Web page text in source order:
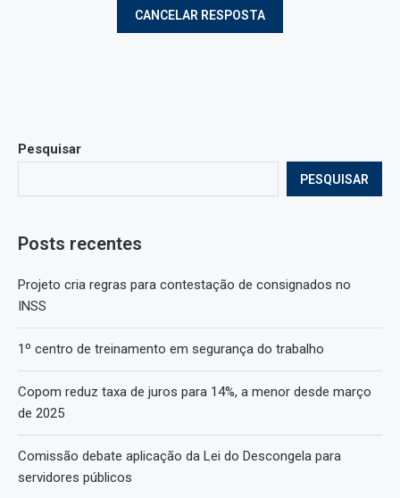
Pesquisar
PESQUISAR
Posts recentes
Projeto cria regras para contestação de consignados no
INSS
1º centro de treinamento em segurança do trabalho
Copom reduz taxa de juros para 14%, a menor desde março
de 2025
Comissão debate aplicação da Lei do Descongela para
servidores públicos